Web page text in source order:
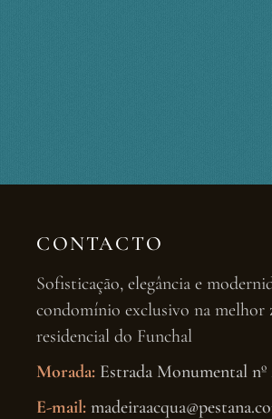
CONTACTO
Sofisticação, elegância e
condomínio exclusivo na melhor
residencial do Funchal
Morada: Estrada Monumental nº
E-mail: